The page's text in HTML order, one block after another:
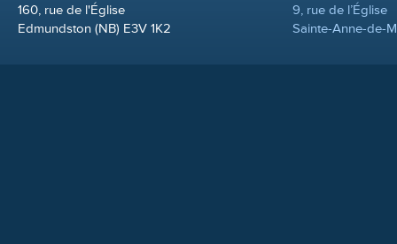
160, rue de l'Église
Edmundston (NB) E3V 1K2
9, rue de l’Église
Sainte-Anne-de-